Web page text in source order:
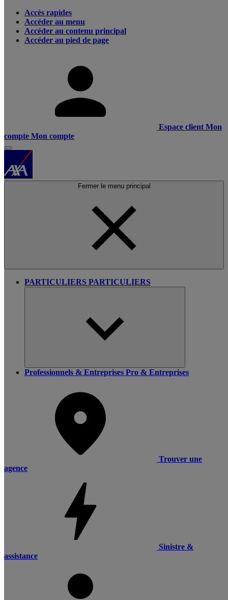
Accès rapides
Accéder au menu
Accéder au contenu principal
Accéder au pied de page
Espace client Mon
compte Mon compte
Fermer le menu principal
PARTICULIERS PARTICULIERS
Professionnels & Entreprises Pro & Entreprises
Trouver une
agence
Sinistre &
assistance